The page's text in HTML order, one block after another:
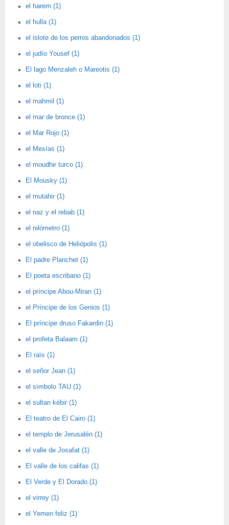
el harem (1)
el hulla (1)
el islote de los perros abandonados (1)
el judío Yousef (1)
El lago Menzaleh o Mareotis (1)
el loti (1)
el mahmil (1)
el mar de bronce (1)
el Mar Rojo (1)
el Mesías (1)
el moudhir turco (1)
El Mousky (1)
el mutahir (1)
el naz y el rebab (1)
el nilómetro (1)
el obelisco de Heliópolis (1)
El padre Planchet (1)
El poeta escribano (1)
el príncipe Abou-Miran (1)
el Príncipe de los Genios (1)
El príncipe druso Fakardin (1)
el profeta Balaam (1)
El raïs (1)
el señor Jean (1)
el símbolo TAU (1)
el sultan kébir (1)
El teatro de El Cairo (1)
el templo de Jerusalén (1)
el valle de Josafat (1)
El valle de los califas (1)
El Verde y El Dorado (1)
el virrey (1)
el Yemen feliz (1)